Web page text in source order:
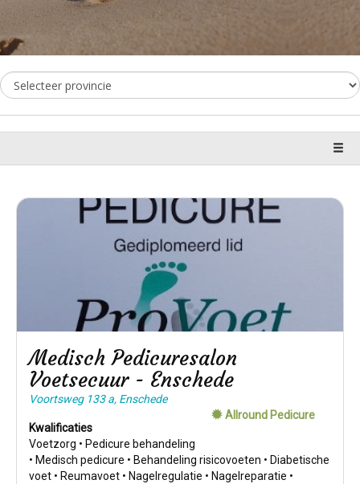
Medisch Pedicuresalon
Voetsecuur - Enschede
Allround Pedicure
Voortsweg 133 a, Enschede
Kwalificaties
Voetzorg • Pedicure behandeling
• Medisch pedicure • Behandeling risicovoeten • Diabetische
voet • Reumavoet • Nagelregulatie • Nagelreparatie •